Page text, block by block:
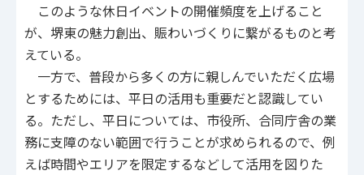
このような休日イベントの開催頻度を上げること
が、堺東の魅力創出、賑わいづくりに繋がるものと考
えている。
一方で、普段から多くの方に親しんでいただく広場
とするためには、平日の活用も重要だと認識してい
る。ただし、平日については、市役所、合同庁舎の業
務に支障のない範囲で行うことが求められるので、例
えば時間やエリアを限定するなどして活用を図りた